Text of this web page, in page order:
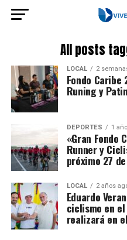
All posts
LOCAL 2
Fondo
Runing y
DEPORTES 1
«Gran Fondo
Runner y
próximo 27
LOCAL 2 años
Eduardo
ciclismo en el
realizará en